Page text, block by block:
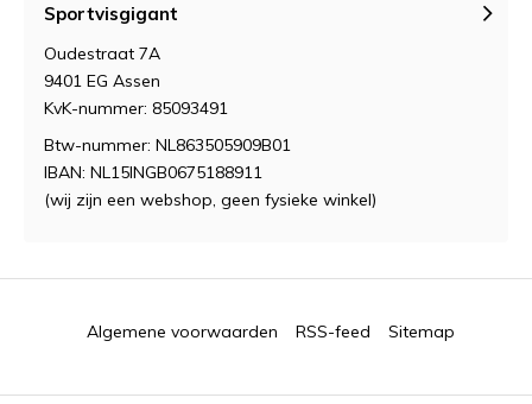
Sportvisgigant
Oudestraat 7A
9401 EG Assen
KvK-nummer: 85093491
Btw-nummer: NL863505909B01
IBAN: NL15INGB0675188911
(wij zijn een webshop, geen fysieke winkel)
Algemene voorwaarden RSS-feed Sitemap